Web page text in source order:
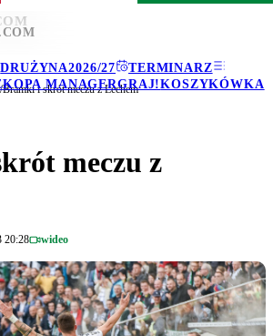
DRUŻYNA2026/27
TERMINARZ
KOPA MANAGERGRAJ!KOSZYKÓWKA
.COM
/Bramki i skrót meczu z Lechem
meczu z
20:28 wideo